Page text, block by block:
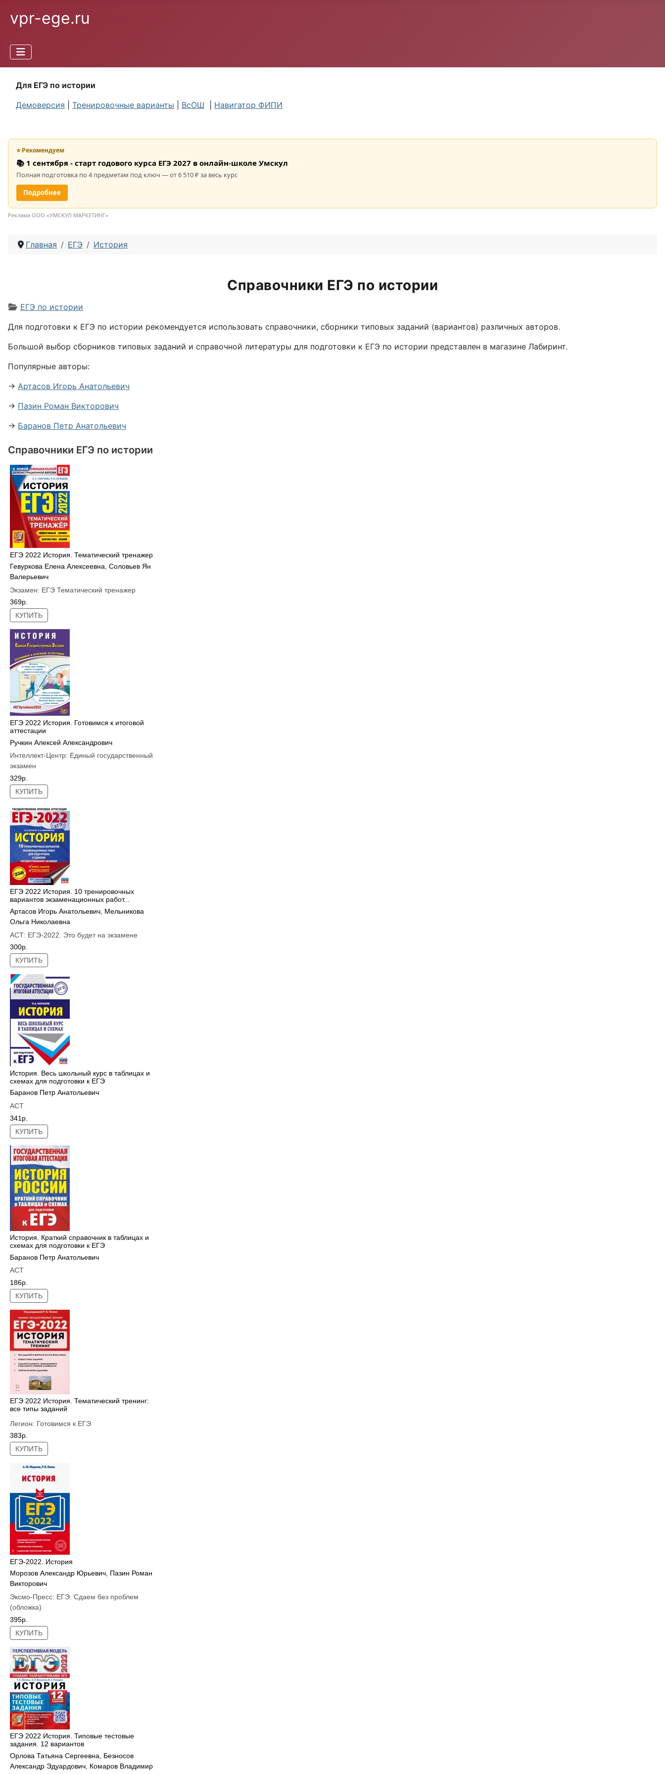
vpr-ege.ru
Для ЕГЭ по истории
Демоверсия
Тренировочные варианты ВсОШ Навигатор ФИПИ
⭐ Рекомендуем
📚 1 сентября - старт годового курса ЕГЭ 2027 в онлайн-школе Умскул
Полная подготовка по 4 предметам под ключ — от 6 510 ₽ за весь курс
Подробнее
Реклама ООО «УМСКУЛ МАРКЕТИНГ»
Главная ЕГЭ История
Справочники ЕГЭ по истории
Информация о материале
ЕГЭ по истории
Для подготовки к ЕГЭ по истории рекомендуется использовать справочники, сборники типовых заданий (вариантов) различных авторов.
Большой выбор сборников типовых заданий и справочной литературы для подготовки к ЕГЭ по истории представлен в магазине Лабиринт.
Популярные авторы:
→ Артасов Игорь Анатольевич
→ Пазин Роман Викторович
→ Баранов Петр Анатольевич
Справочники ЕГЭ по истории
ЕГЭ 2022 История. Тематический тренажер
Гевуркова Елена Алексеевна Соловьев Ян
Валерьевич
Экзамен: ЕГЭ Тематический тренажер
369р.
КУПИТЬ
ЕГЭ 2022 История. Готовимся к итоговой
аттестации
Ручкин Алексей Александрович
Интеллект-Центр: Единый государственный
экзамен
329р.
КУПИТЬ
ЕГЭ 2022 История. 10 тренировочных
вариантов экзаменационных работ...
Артасов Игорь Анатольевич Мельникова
Ольга Николаевна
АСТ: ЕГЭ-2022. Это будет на экзамене
300р.
КУПИТЬ
История. Весь школьный курс в таблицах и
схемах для подготовки к ЕГЭ
Баранов Петр Анатольевич
АСТ
341р.
КУПИТЬ
История. Краткий справочник в таблицах и
схемах для подготовки к ЕГЭ
Баранов Петр Анатольевич
АСТ
186р.
КУПИТЬ
ЕГЭ 2022 История. Тематический тренинг:
все типы заданий
Легион: Готовимся к ЕГЭ
383р.
КУПИТЬ
ЕГЭ-2022. История
Морозов Александр Юрьевич, Пазин Роман
Викторович
Эксмо-Пресс: ЕГЭ. Сдаем без проблем
(обложка)
395р.
КУПИТЬ
ЕГЭ 2022 История. Типовые тестовые
задания. 12 вариантов
Орлова Татьяна Сергеевна
Безносов
Александр Эдуардович Комаров Владимир